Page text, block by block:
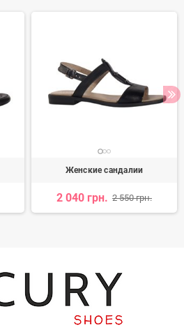
Женские сандалии
2 040 грн. 2 550 грн.